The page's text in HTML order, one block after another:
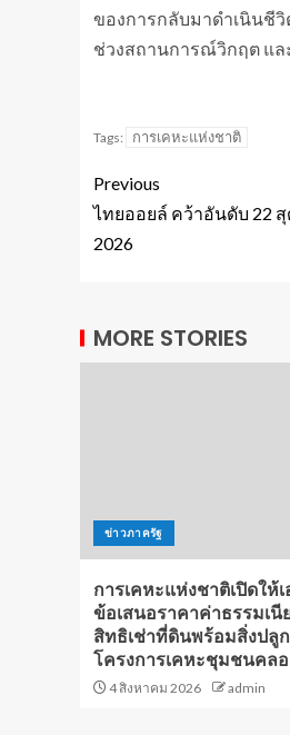
ของการกลับมาดำเนินชี
ช่วงสถานการณ์วิกฤต แ
Tags: การเคหะแห่งชาติ
Previous
ไทยออยล์ คว้าอันดับ 22
2026
MORE STORIES
ข่าวภาครัฐ
การเคหะแห่งชาติเปิดให้
ข้อเสนอราคาค่าธรรมเนี
สิทธิเช่าที่ดินพร้อมสิ่งปลู
โครงการเคหะชุมชนคล
4 สิงหาคม 2026 admin